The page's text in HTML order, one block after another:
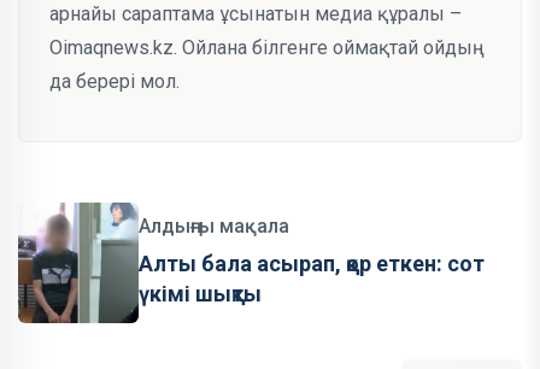
арнайы сараптама ұсынатын медиа құралы –
Oimaqnews.kz. Ойлана білгенге оймақтай ойдың
да берері мол.
Алдыңғы мақала
Алты бала асырап, қор еткен: сот
үкімі шықты